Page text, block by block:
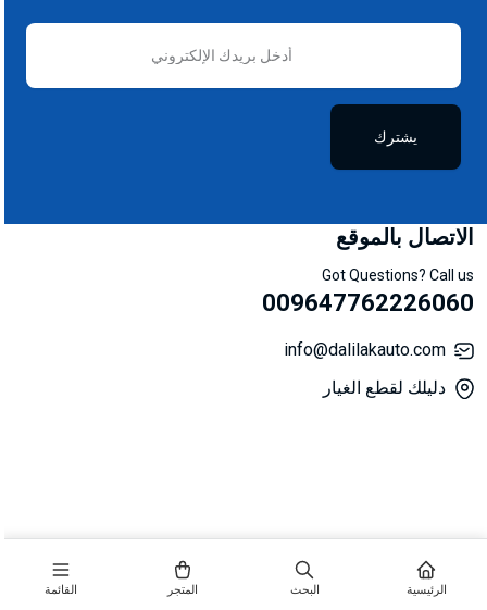
الرئيسية البحث المتجر القائمة
يشترك
الاتصال بالموقع
Got Questions? Call us
009647762226060
info@dalilakauto.com
دليلك لقطع الغيار